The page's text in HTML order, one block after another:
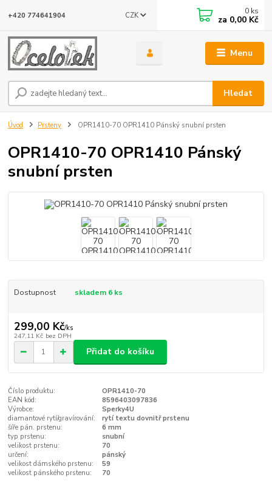
Menu
CZK
Hledat
+420 774641904 0 ks
za 0,00 Kč
Úvod Prsteny OPR1410-70 OPR1410 Pánský snubní prsten
OPR1410-70 OPR1410 Pánský
snubní prsten
Dostupnost skladem 6 ks
299,00 Kč/ks
247,11 Kč bez DPH
Přidat do košíku
Číslo produktu:
OPR1410-70
EAN kód:
8596403097836
Výrobce:
Sperky4U
diamantové rytí/gravírování:
rytí textu dovnitř prstenu
šíře pán. prstenu:
6 mm
typ prstenu:
snubní
velikost prstenu:
70
určení:
pánský
velikost dámského prstenu:
59
velikost pánského prstenu:
70